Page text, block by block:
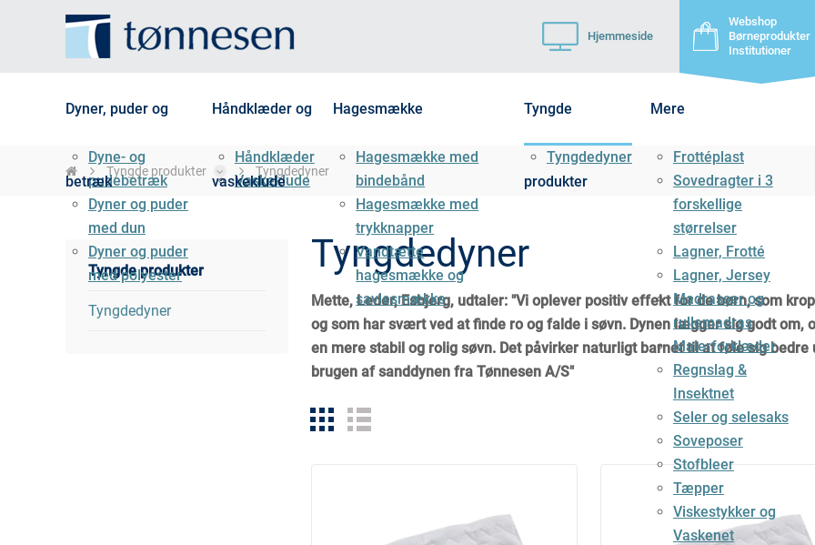
Hjemmeside
Webshop
Børneprodukter
Institutioner
Dyner, puder og
betræk
Dyne- og
pudebetræk
Dyner og puder
med dun
Dyner og puder
med polyester
Håndklæder og
vaskeklude
Håndklæder
Vaskeklude
Hagesmække
Hagesmække med
bindebånd
Hagesmække med
trykknapper
Vandtætte
hagesmække og
savlesmække
Tyngde
produkter
Tyngdedyner
Mere
Frottéplast
Sovedragter i 3
forskellige
størrelser
Lagner, Frotté
Lagner, Jersey
Madrasser og
rullemadras
Malerforklæder
Regnslag &
Insektnet
Seler og selesaks
Soveposer
Stofbleer
Tæpper
Viskestykker og
Vaskenet
Tyngde produkter Tyngdedyner
Tyngde produkter
Tyngdedyner
Tyngdedyner
Mette, Leder, Esbjerg, udtaler: "Vi oplever positiv effekt for de børn, som
og som har svært ved at finde ro og falde i søvn. Dynen lægger sig godt om,
en mere stabil og rolig søvn. Det påvirker naturligt barnet til at føle sig
brugen af sanddynen fra Tønnesen A/S"